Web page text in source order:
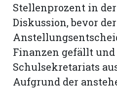
Stellenprozent in
Diskussion, bevor der
Finanzen gefällt und
Schulsekretariats
Aufgrund der